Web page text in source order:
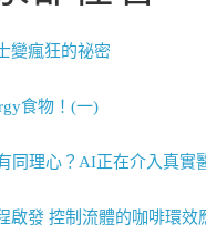
變瘋狂的祕密
食物！(一)
同理心？AI正在介入真實
啟發 控制流體的咖啡環效